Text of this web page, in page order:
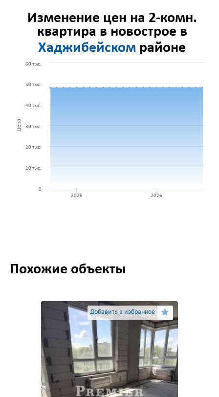
Изменение цен на 2-комн.
квартира в новострое в
Хаджибейском районе
Цена
2025 2026
0
10 тыс.
20 тыс.
30 тыс.
40 тыс.
50 тыс.
60 тыс.
Похожие объекты
Добавить в избранное